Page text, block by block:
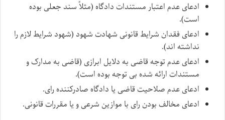
ادعای عدم اعتبار مستندات دادگاه (مثلاً سند جعلی بوده
است).
ادعای فقدان شرایط قانونی شهادت شهود (شهود شرایط لازم را
نداشته اند).
ادعای عدم توجه قاضی به دلایل ابرازی (قاضی به مدارک و
مستندات ارائه شده بی توجه بوده است).
ادعای عدم صلاحیت قاضی یا دادگاه صادرکننده رای.
ادعای مخالف بودن رای با موازین شرعی و یا مقررات قانونی.